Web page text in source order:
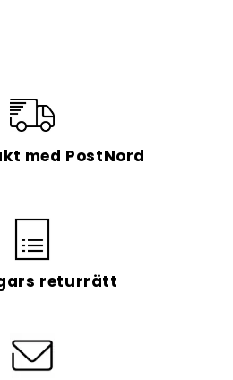
7-14 dagar.
med PostNord
returrätt